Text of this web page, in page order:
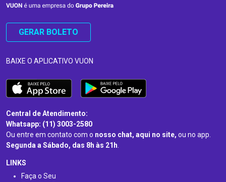
GERAR BOLETO
BAIXE O APLICATIVO VUON
Central de Atendimento:
Whatsapp: (11) 3003-2580
Ou entre em contato com o nosso chat, aqui no site, ou no app.
Segunda a Sábado, das 8h às 21h.
LINKS
Faça o Seu